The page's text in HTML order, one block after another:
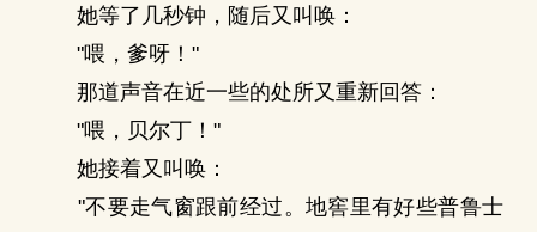
她等了几秒钟，随后又叫唤：
"喂，爹呀！"
那道声音在近一些的处所又重新回答：
"喂，贝尔丁！"
她接着又叫唤：
"不要走气窗跟前经过。地窖里有好些普鲁士